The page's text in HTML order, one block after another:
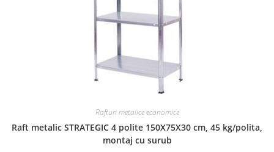
Rafturi metalice economice
Raft metalic STRATEGIC 4 polite 150X75X30 cm, 45 kg/polita,
montaj cu surub